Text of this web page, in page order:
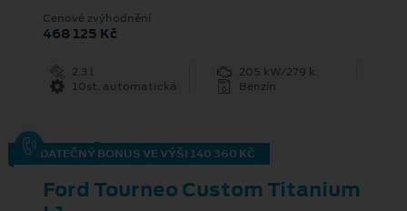
Cenové zvýhodnění
468 125 Kč
2.3 l
205 kW/279 k
10st. automatická
Benzín
DODATEČNÝ BONUS VE VÝŠI 140 360 KČ
Ford Tourneo Custom Titanium